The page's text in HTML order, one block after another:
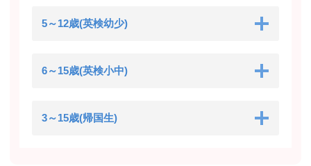
5～12歳(英検幼少)
6～15歳(英検小中)
3～15歳(帰国生)